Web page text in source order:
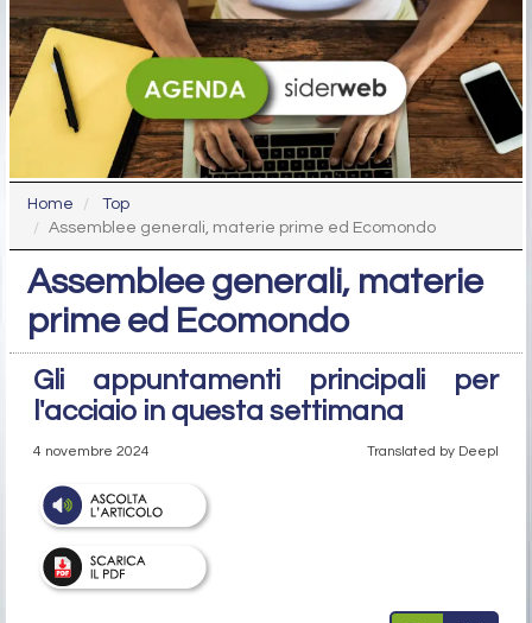
Home
Top
Assemblee generali, materie prime ed Ecomondo
Assemblee generali, materie
prime ed Ecomondo
Gli appuntamenti principali per
l'acciaio in questa settimana
4 novembre 2024 Translated by Deepl